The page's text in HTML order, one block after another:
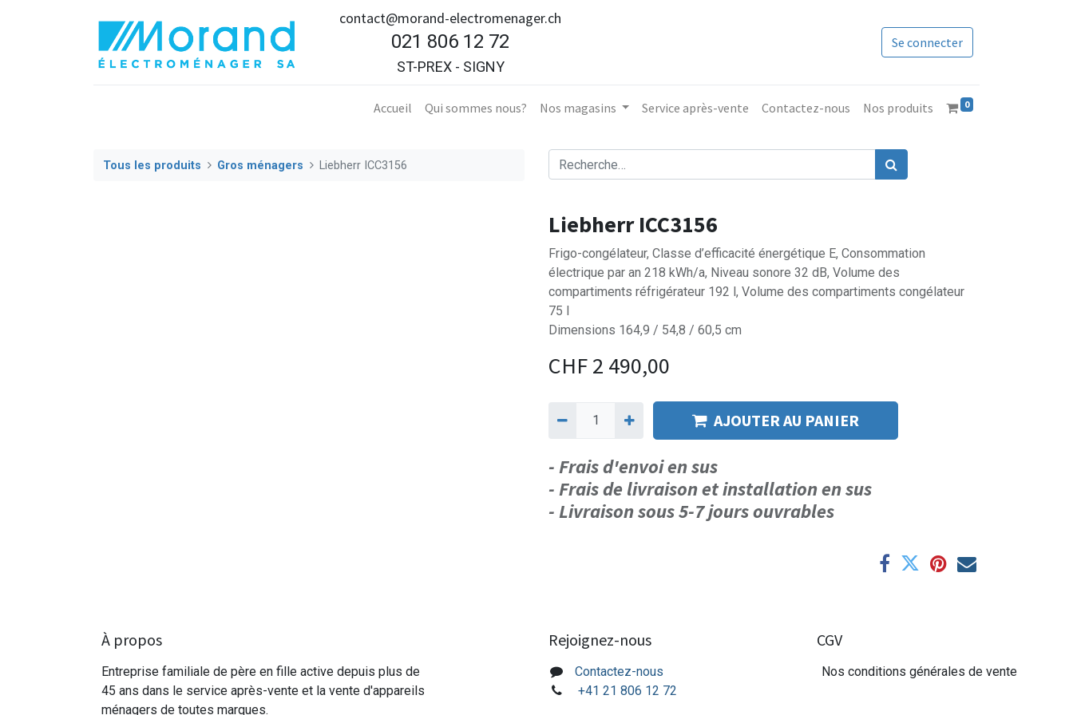
contact@morand-electromenager.ch
021 806 12 72
ST-PREX - SIGNY
Se connecter
Accueil​ Qui sommes nous? Nos magasins Service après-vente Contactez-nous Nos produits 0
Tous les produits Gros ménagers Liebherr ICC3156
Liebherr ICC3156
Frigo-congélateur, Classe d’efficacité énergétique E, Consommation
électrique par an 218 kWh/a, Niveau sonore 32 dB, Volume des
compartiments réfrigérateur 192 l, Volume des compartiments congélateur
75 l
Dimensions 164,9 / 54,8 / 60,5 cm
CHF2 490,00
AJOUTER AU PANIER
- Frais d'envoi en sus
- Frais de livraison et installation en sus
- Livraison sous 5-7 jours ouvrables
À propos
Entreprise familiale de père en fille active depuis plus de
45 ans dans le service après-vente et la vente d'appareils
ménagers de toutes marques.
Rejoignez-nous
Contactez-nous
+41 21 806 12 72
CGV
Nos conditions générales de vente